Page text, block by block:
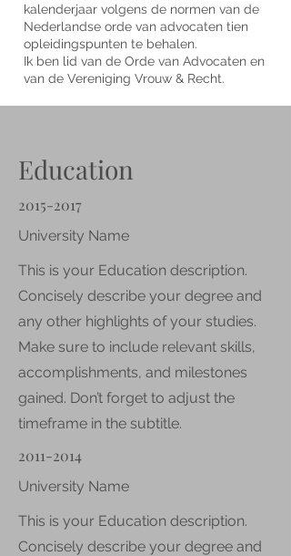
kalenderjaar volgens de normen van de
Nederlandse orde van advocaten tien
opleidingspunten te behalen.
Ik ben lid van de Orde van Advocaten en
van de Vereniging Vrouw & Recht.
Education
2015-2017
University Name
This is your Education description.
Concisely describe your degree and
any other highlights of your studies.
Make sure to include relevant skills,
accomplishments, and milestones
gained. Don’t forget to adjust the
timeframe in the subtitle.
2011-2014
University Name
This is your Education description.
Concisely describe your degree and